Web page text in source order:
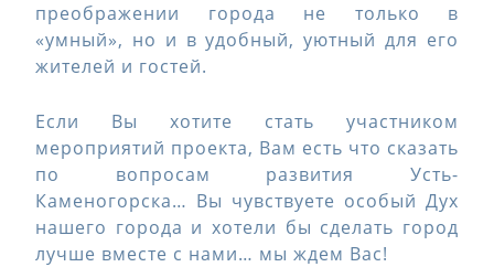
преображении города не только в
«умный», но и в удобный, уютный для его
жителей и гостей.
Если Вы хотите стать участником
мероприятий проекта, Вам есть что сказать
по вопросам развития Усть-
Каменогорска… Вы чувствуете особый Дух
нашего города и хотели бы сделать город
лучше вместе с нами… мы ждем Вас!